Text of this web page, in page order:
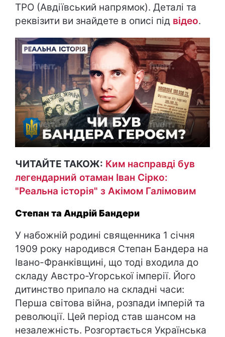
ТРО (Авдіївський напрямок). Деталі та
реквізити ви знайдете в описі під відео.
ЧИТАЙТЕ ТАКОЖ: Ким насправді був
легендарний отаман Іван Сірко:
"Реальна історія" з Акімом Галімовим
Степан та Андрій Бандери
У набожній родині священника 1 січня
1909 року народився Степан Бандера на
Івано-Франківщині, що тоді входила до
складу Австро-Угорської імперії. Його
дитинство припало на складні часи:
Перша світова війна, розпади імперій та
революції. Цей період став шансом на
незалежність. Розгортається Українська